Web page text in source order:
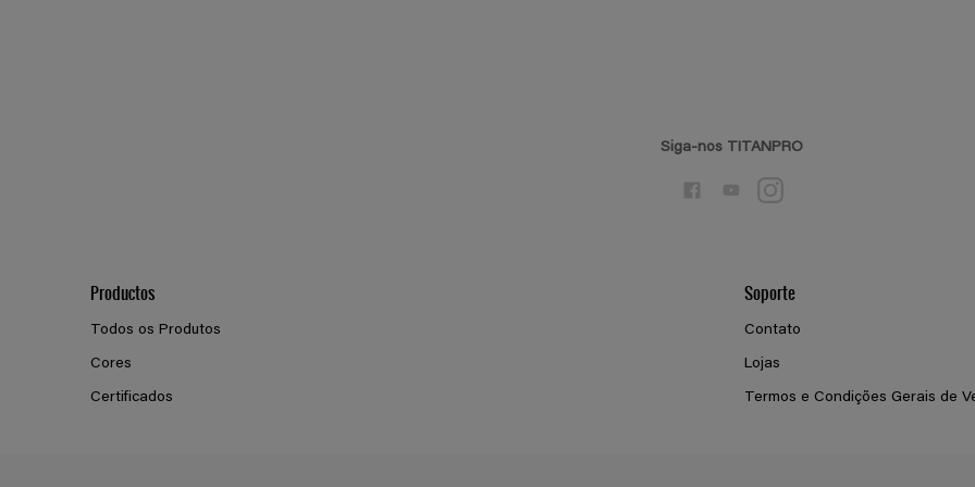
Siga-nos TITANPRO
Productos
Todos os Produtos
Cores
Certificados
Soporte
Contato
Lojas
Termos e Condições Gerais de